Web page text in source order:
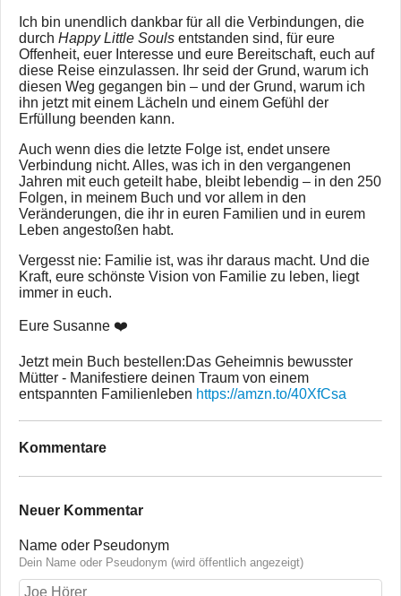
Ich bin unendlich dankbar für all die Verbindungen, die
durch Happy Little Souls entstanden sind, für eure
Offenheit, euer Interesse und eure Bereitschaft, euch auf
diese Reise einzulassen. Ihr seid der Grund, warum ich
diesen Weg gegangen bin – und der Grund, warum ich
ihn jetzt mit einem Lächeln und einem Gefühl der
Erfüllung beenden kann.
Auch wenn dies die letzte Folge ist, endet unsere
Verbindung nicht. Alles, was ich in den vergangenen
Jahren mit euch geteilt habe, bleibt lebendig – in den 250
Folgen, in meinem Buch und vor allem in den
Veränderungen, die ihr in euren Familien und in eurem
Leben angestoßen habt.
Vergesst nie: Familie ist, was ihr daraus macht. Und die
Kraft, eure schönste Vision von Familie zu leben, liegt
immer in euch.
Eure Susanne ❤️
Jetzt mein Buch bestellen:Das Geheimnis bewusster
Mütter - Manifestiere deinen Traum von einem
entspannten Familienleben https://amzn.to/40XfCsa
Kommentare
Neuer Kommentar
Name oder Pseudonym
Dein Name oder Pseudonym (wird öffentlich angezeigt)